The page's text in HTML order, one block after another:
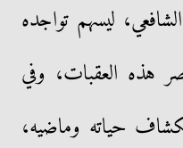
ليسهم تواجده
هذه العقبات، وفي
حياته وماضيه،